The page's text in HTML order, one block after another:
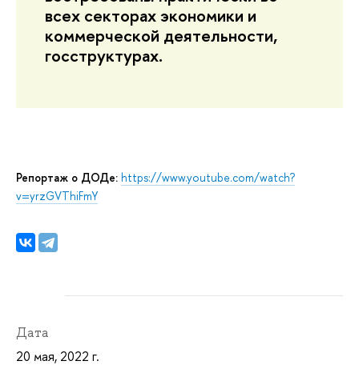
всех секторах экономики и
коммерческой деятельности,
госструктурах.
Репортаж о ДОДе: https://www.youtube.com/watch?
v=yrzGVThiFmY
Дата
20 мая, 2022 г.